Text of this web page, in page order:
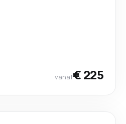
vanaf€ 225